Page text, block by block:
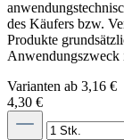
des Käufers bzw.
Produkte
Anwendungszweck
Varianten ab 3,16 €
4,30 €